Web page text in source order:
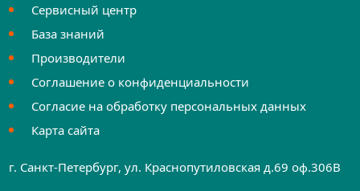
Сервисный центр
База знаний
Производители
Соглашение о конфиденциальности
Согласие на обработку персональных данных
Карта сайта
г. Санкт-Петербург, ул. Краснопутиловская д.69 оф.306B